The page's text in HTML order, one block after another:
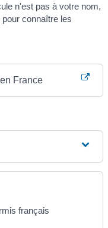
n'est pas à votre nom,
connaître les
France
français